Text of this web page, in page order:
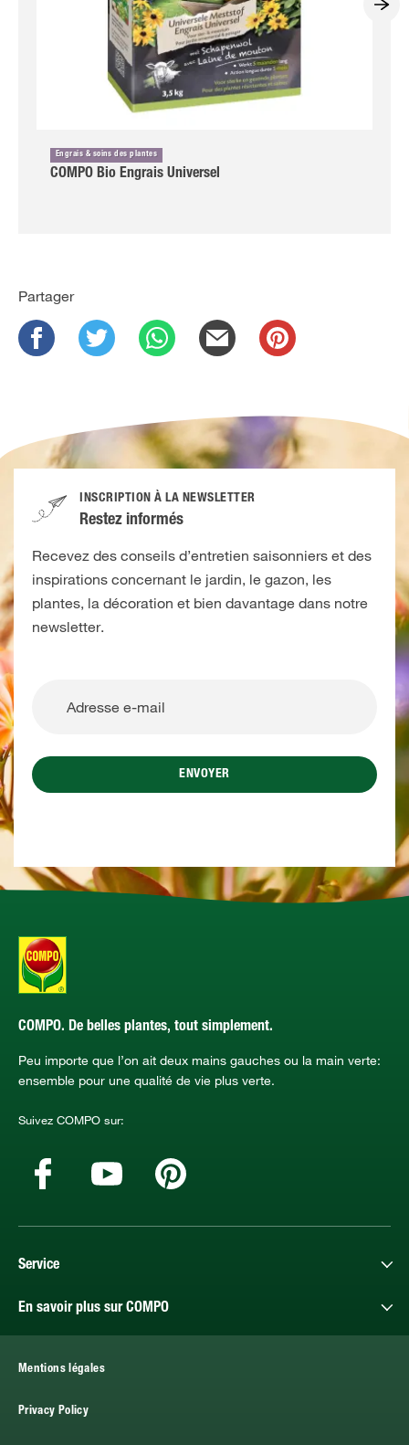
Engrais & soins des plantes
COMPO Bio Engrais Universel
Partager
INSCRIPTION À LA NEWSLETTER
Restez informés
Recevez des conseils d’entretien saisonniers et des
inspirations concernant le jardin, le gazon, les
plantes, la décoration et bien davantage dans notre
newsletter.
ENVOYER
COMPO. De belles plantes, tout simplement.
Peu importe que l’on ait deux mains gauches ou la main verte:
ensemble pour une qualité de vie plus verte.
Suivez COMPO sur:
Service
En savoir plus sur COMPO
Mentions légales
Privacy Policy